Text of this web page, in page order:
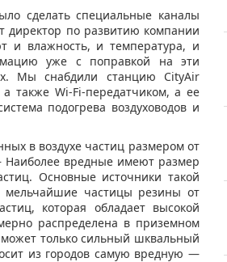
сделать специальные каналы
директор по развитию компании
и влажность, и температура, и
уже с поправкой на эти
Мы снабдили станцию CityAir
также Wi-Fi-передатчиком, а ее
подогрева воздуховодов и
в воздухе частиц размером от
вредные имеют размер
Основные источники такой
частицы резины от
которая обладает высокой
распределена в приземном
только сильный шквальный
из городов самую вредную —